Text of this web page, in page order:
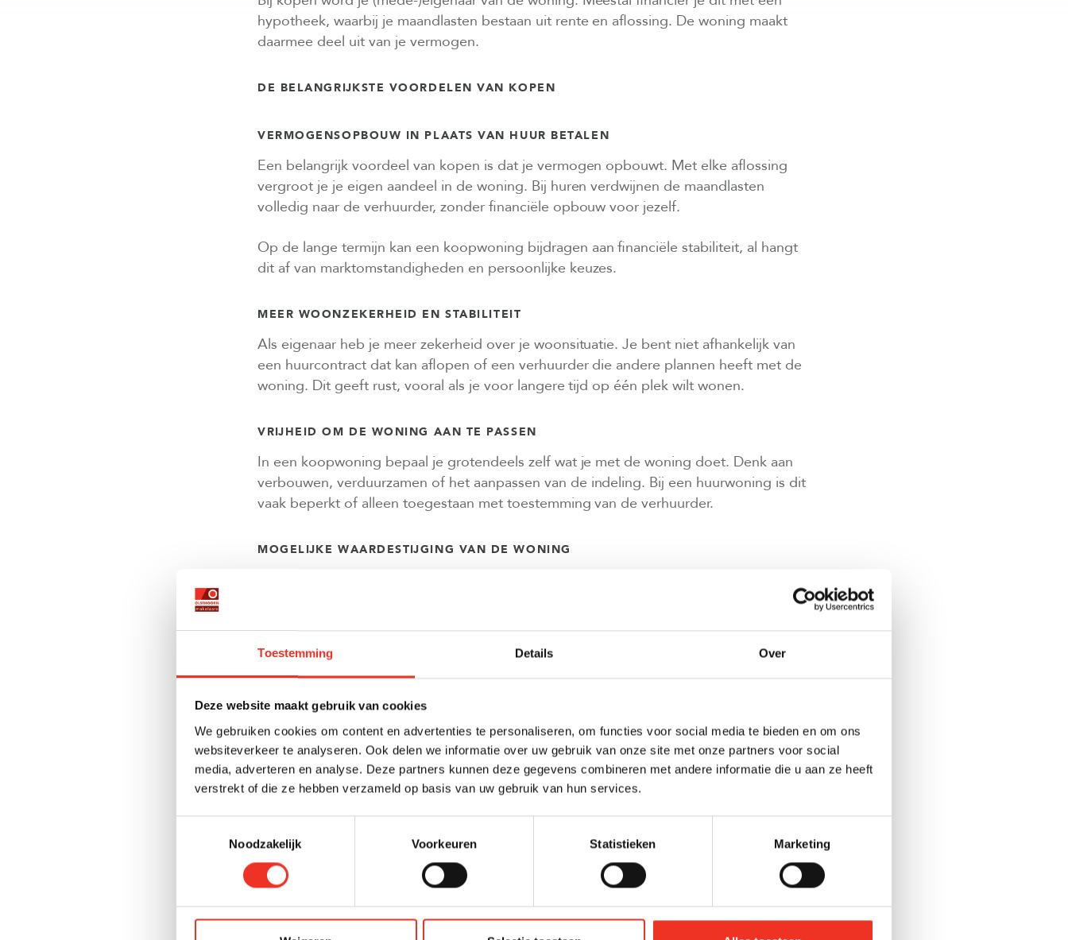
Toestemming Details Over
Deze website maakt gebruik van cookies
We gebruiken cookies om content en advertenties te personaliseren, om functies voor social media te bieden en om ons
websiteverkeer te analyseren. Ook delen we informatie over uw gebruik van onze site met onze partners voor social
media, adverteren en analyse. Deze partners kunnen deze gegevens combineren met andere informatie die u aan ze heeft
verstrekt of die ze hebben verzameld op basis van uw gebruik van hun services.
Noodzakelijk
Voorkeuren Statistieken Marketing
hypotheek, waarbij je maandlasten bestaan uit rente en aflossing. De woning maakt
daarmee deel uit van je vermogen.
DE BELANGRIJKSTE VOORDELEN VAN KOPEN
VERMOGENSOPBOUW IN PLAATS VAN HUUR BETALEN
Een belangrijk voordeel van kopen is dat je vermogen opbouwt. Met elke aflossing
vergroot je je eigen aandeel in de woning. Bij huren verdwijnen de maandlasten
volledig naar de verhuurder, zonder financiële opbouw voor jezelf.
Op de lange termijn kan een koopwoning bijdragen aan financiële stabiliteit, al hangt
dit af van marktomstandigheden en persoonlijke keuzes.
MEER WOONZEKERHEID EN STABILITEIT
Als eigenaar heb je meer zekerheid over je woonsituatie. Je bent niet afhankelijk van
een huurcontract dat kan aflopen of een verhuurder die andere plannen heeft met de
woning. Dit geeft rust, vooral als je voor langere tijd op één plek wilt wonen.
VRIJHEID OM DE WONING AAN TE PASSEN
In een koopwoning bepaal je grotendeels zelf wat je met de woning doet. Denk aan
verbouwen, verduurzamen of het aanpassen van de indeling. Bij een huurwoning is dit
vaak beperkt of alleen toegestaan met toestemming van de verhuurder.
MOGELIJKE WAARDESTIJGING VAN DE WONING
Hoewel hypotheeklasten kunnen veranderen, bijvoorbeeld door renteaanpassingen,
zijn ze vaak voorspelbaarder dan huurprijzen. Huren kan jaarlijks worden verhoogd,
terwijl een hypotheek met vaste rente juist langdurige zekerheid kan bieden.
WAAR MOET JE OP LETTEN ALS JE KIEST VOOR KOPEN?
Kopen heeft voordelen, maar brengt ook verantwoordelijkheden met zich mee. Denk
aan:
Onderhoudskosten en reparaties
Kosten koper, zoals overdrachtsbelasting en notariskosten